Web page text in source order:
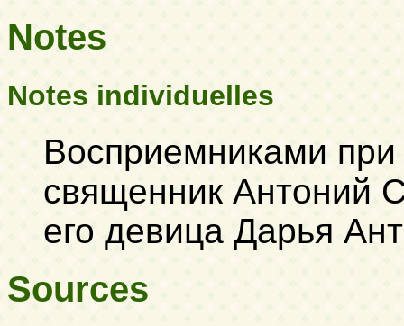
Notes
Notes individuelles
Восприемниками
священник Антоний
его девица Дарья
Sources